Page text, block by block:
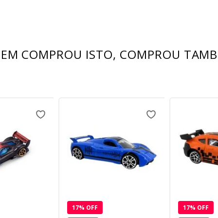
COMPROU ISTO, COMPROU
17% OFF 17% OFF